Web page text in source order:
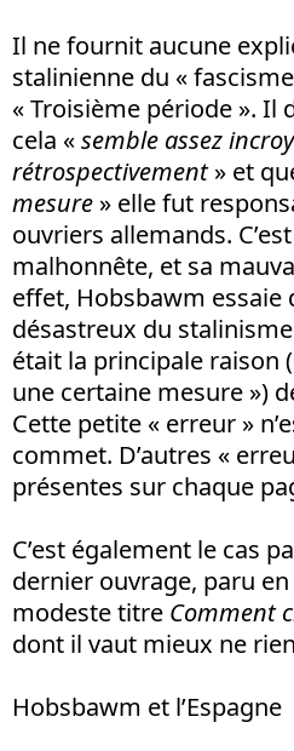
Il ne fournit aucune
stalinienne du «
« Troisième période ». Il
cela «semble assez
rétrospectivement» et
mesure » elle fut
ouvriers allemands.
malhonnête, et sa
effet, Hobsbawm
désastreux du
était la principale raison
une certaine mesure »)
Cette petite « erreur »
commet. D’autres «
présentes sur chaque
C’est également le cas
dernier ouvrage, paru
modeste titre Comment
dont il vaut mieux ne
Hobsbawm et l’Espagne